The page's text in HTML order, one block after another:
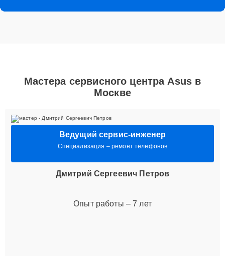
Мастера сервисного центра Asus в
Москве
Ведущий сервис-инженер
Специализация – ремонт телефонов
Дмитрий Сергеевич Петров
Опыт работы – 7 лет